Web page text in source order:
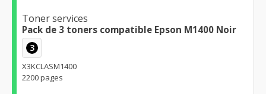
Toner services
Pack de 3 toners compatible Epson M1400 Noir
3
X3KCLASM1400
2200 pages